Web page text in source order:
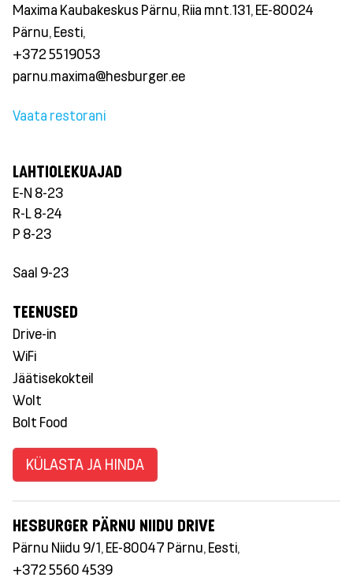
Maxima Kaubakeskus Pärnu, Riia mnt.131, EE-80024
Pärnu, Eesti,
+372 5519053
parnu.maxima@hesburger.ee
Vaata restorani
LAHTIOLEKUAJAD
E-N 8-23
R-L 8-24
P 8-23
Saal 9-23
TEENUSED
Drive-in
WiFi
Jäätisekokteil
Wolt
Bolt Food
KÜLASTA JA HINDA
HESBURGER PÄRNU NIIDU DRIVE
Pärnu Niidu 9/1, EE-80047 Pärnu, Eesti,
+372 5560 4539